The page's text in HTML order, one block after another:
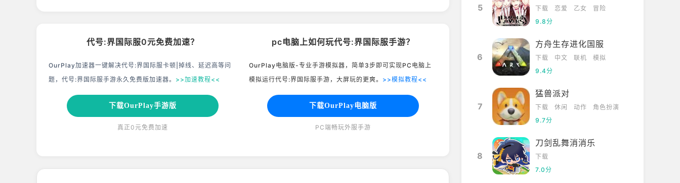
代号:界国际服0元免费加速？
OurPlay加速器一键解决代号:界国际服卡顿|掉线、延迟高等问
题，代号:界国际服手游永久免费版加速器。 >>加速教程<<
下载OurPlay手游版
真正0元免费加速
pc电脑上如何玩代号:界国际服手游？
OurPlay电脑版-专业手游模拟器，简单3步即可实现PC电脑上
模拟运行代号:界国际服手游，大屏玩的更爽。 >>模拟教程<<
下载OurPlay电脑版
PC端畅玩外服手游
5 下载 恋爱 乙女
冒险
9.8分
6
方舟生存进化国服
下载 中文 联机
模拟
9.4分
7
猛兽派对
下载 休闲 动作
角色扮演
9.7分
8
刀剑乱舞消消乐
下载
7.0分